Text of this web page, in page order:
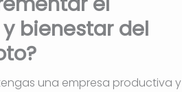
bienestar del
una empresa productiva y